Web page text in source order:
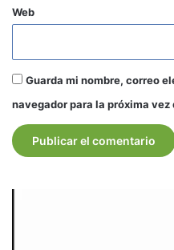
Web
Guarda mi nombre, correo
navegador para la próxima vez